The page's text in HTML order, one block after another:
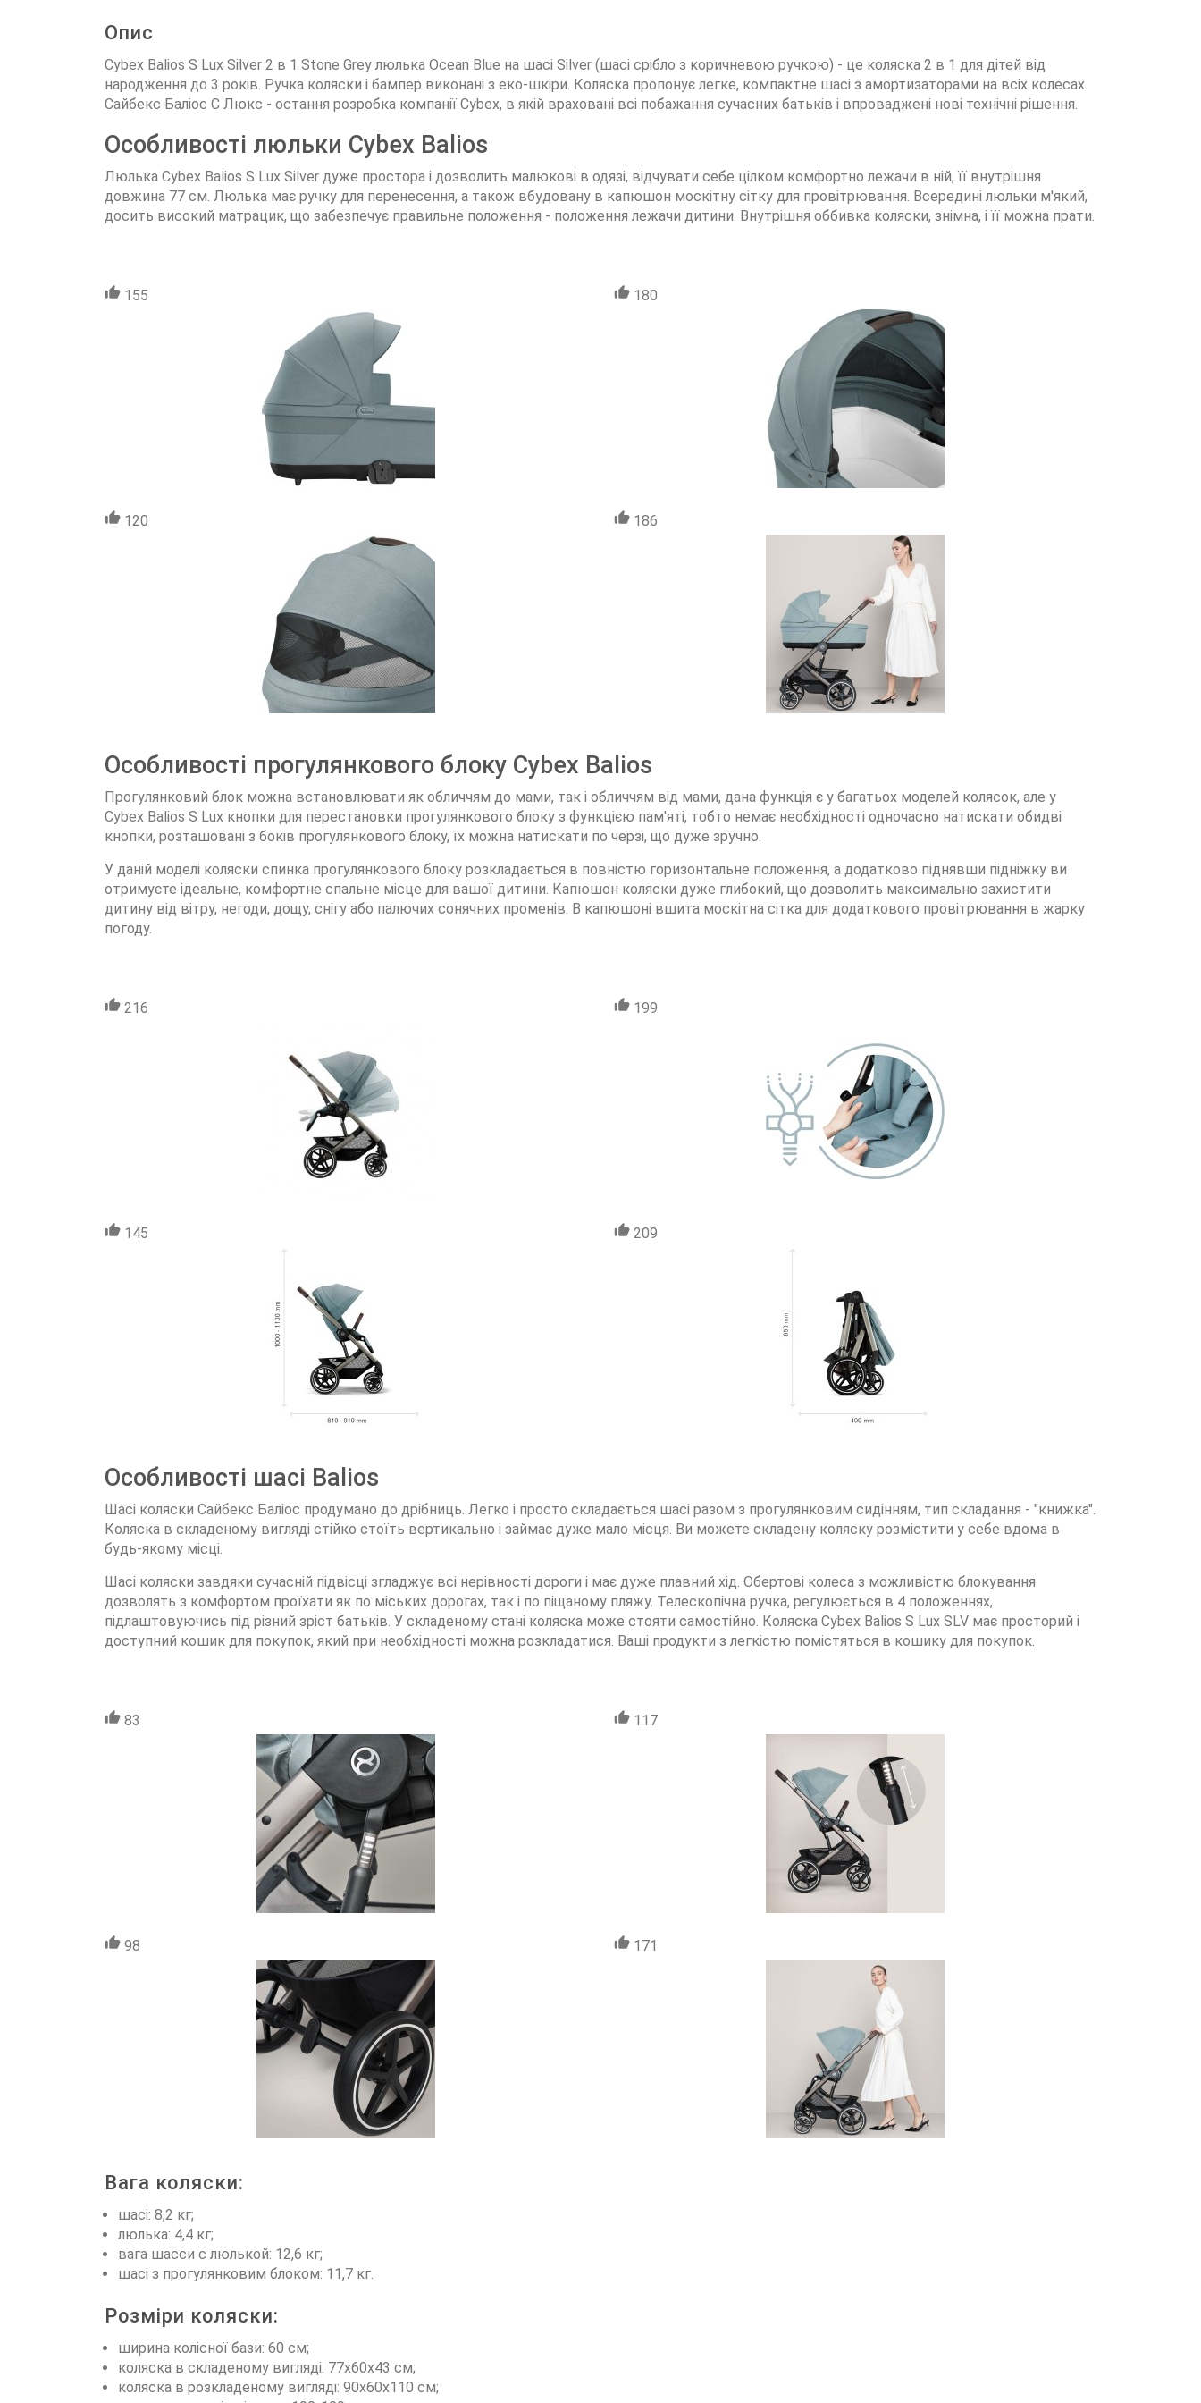
Опис
Cybex Balios S Lux Silver 2 в 1 Stone Grey люлька Ocean Blue на шасі Silver (шасі срібло з коричневою ручкою) - це коляска 2 в 1 для дітей від
народження до 3 років. Ручка коляски і бампер виконані з еко-шкіри. Коляска пропонує легке, компактне шасі з амортизаторами на всіх колесах.
Сайбекс Баліос С Люкс - остання розробка компанії Cybex, в якій враховані всі побажання сучасних батьків і впроваджені нові технічні рішення.
Особливості люльки Cybex Balios
Люлька Cybex Balios S Lux Silver дуже простора і дозволить малюкові в одязі, відчувати себе цілком комфортно лежачи в ній, її внутрішня
довжина 77 см. Люлька має ручку для перенесення, а також вбудовану в капюшон москітну сітку для провітрювання. Всередині люльки м'який,
досить високий матрацик, що забезпечує правильне положення - положення лежачи дитини. Внутрішня оббивка коляски, знімна, і її можна прати.
155 180
120 186
Особливості прогулянкового блоку Cybex Balios
Прогулянковий блок можна встановлювати як обличчям до мами, так і обличчям від мами, дана функція є у багатьох моделей колясок, але у
Cybex Balios S Lux кнопки для перестановки прогулянкового блоку з функцією пам'яті, тобто немає необхідності одночасно натискати обидві
кнопки, розташовані з боків прогулянкового блоку, їх можна натискати по черзі, що дуже зручно.
У даній моделі коляски спинка прогулянкового блоку розкладається в повністю горизонтальне положення, а додатково піднявши підніжку ви
отримуєте ідеальне, комфортне спальне місце для вашої дитини. Капюшон коляски дуже глибокий, що дозволить максимально захистити
дитину від вітру, негоди, дощу, снігу або палючих сонячних променів. В капюшоні вшита москітна сітка для додаткового провітрювання в жарку
погоду.
216 199
145 209
Особливості шасі Balios
Шасі коляски Сайбекс Баліос продумано до дрібниць. Легко і просто складається шасі разом з прогулянковим сидінням, тип складання - "книжка".
Коляска в складеному вигляді стійко стоїть вертикально і займає дуже мало місця. Ви можете складену коляску розмістити у себе вдома в
будь-якому місці.
Шасі коляски завдяки сучасній підвісці згладжує всі нерівності дороги і має дуже плавний хід. Обертові колеса з можливістю блокування
дозволять з комфортом проїхати як по міських дорогах, так і по піщаному пляжу. Телескопічна ручка, регулюється в 4 положеннях,
підлаштовуючись під різний зріст батьків. У складеному стані коляска може стояти самостійно. Коляска Cybex Balios S Lux SLV має просторий і
доступний кошик для покупок, який при необхідності можна розкладатися. Ваші продукти з легкістю помістяться в кошику для покупок.
83 117
98 171
Вага коляски:
шасі: 8,2 кг;
люлька: 4,4 кг;
вага шасси с люлькой: 12,6 кг;
шасі з прогулянковим блоком: 11,7 кг.
Розміри коляски:
ширина колісної бази: 60 см;
коляска в складеному вигляді: 77x60x43 см;
коляска в розкладеному вигляді: 90x60x110 см;